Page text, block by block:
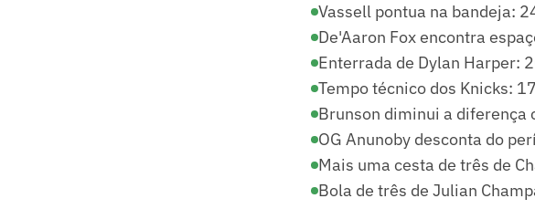
Vassell pontua na bandeja:
De'Aaron Fox encontra
Enterrada de Dylan Harper:
Tempo técnico dos Knicks:
Brunson diminui a diferença
OG Anunoby desconta do
Mais uma cesta de três de
Bola de três de Julian